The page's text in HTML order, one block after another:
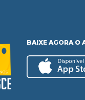
BAIXE AGORA O